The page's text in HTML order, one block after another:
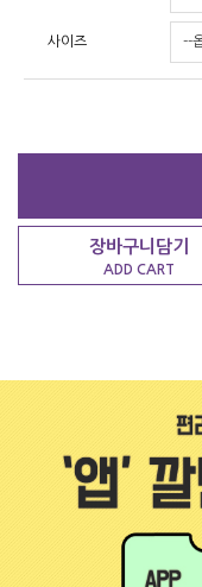
사이즈
장바구니담기
ADD CART